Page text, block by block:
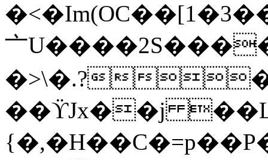
〦
�>\�.?
��ϔJx��j